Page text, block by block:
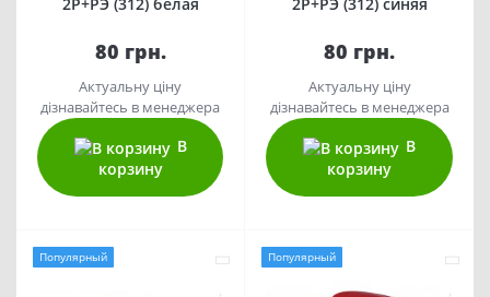
80 грн.
Актуальну ціну
дізнавайтесь в менеджера
В
корзину
80 грн.
Актуальну ціну
дізнавайтесь в менеджера
В
корзину
Популярный Популярный